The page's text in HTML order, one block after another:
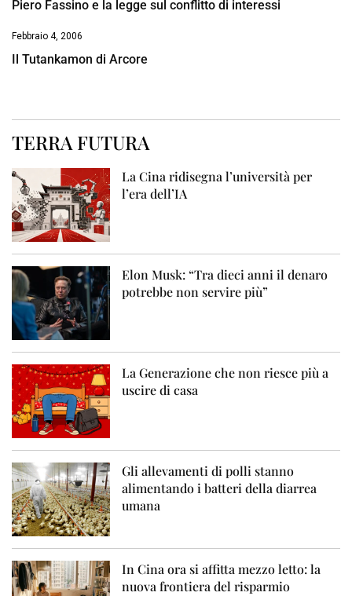
Piero Fassino e la legge sul conflitto di interessi
Febbraio 4, 2006
Il Tutankamon di Arcore
TERRA FUTURA
La Cina ridisegna l’università per
l’era dell’IA
Elon Musk: “Tra dieci anni il denaro
potrebbe non servire più”
La Generazione che non riesce più a
uscire di casa
Gli allevamenti di polli stanno
alimentando i batteri della diarrea
umana
In Cina ora si affitta mezzo letto: la
nuova frontiera del risparmio